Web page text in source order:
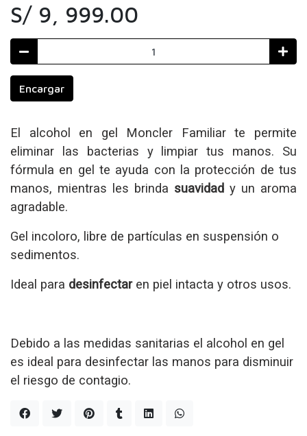
S/ 9, 999.00
Encargar
El alcohol en gel Moncler Familiar te permite
eliminar las bacterias y limpiar tus manos. Su
fórmula en gel te ayuda con la protección de tus
manos, mientras les brinda suavidad y un aroma
agradable.
Gel incoloro, libre de partículas en suspensión o
sedimentos.
Ideal para desinfectaren piel intacta y otros usos.
Debido a las medidas sanitarias el alcohol en gel
es ideal para desinfectar las manos para disminuir
el riesgo de contagio.